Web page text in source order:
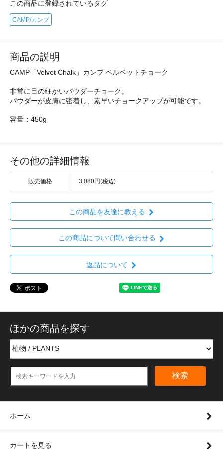
この商品に登録されているタグ
CAMP/カンプ
商品の説明
CAMP「Velvet Chalk」カンプ ベルベットチョーク
非常に目の細かいパウダーチョーク。
パウダーが皮膚に密着し、素早いチョークアップが可能です。
容量：450g
その他の詳細情報
販売価格 3,080円(税込)
この商品を友達に教える
この商品について問い合わせる
返品について
ほかの商品を探す
検索
ホーム
カートを見る